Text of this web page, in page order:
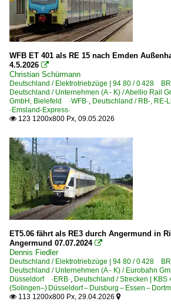
Dieselloks | bis 100 km/h | 98 80
3 294 BR 294
Dieseltriebzüge | 95 80
0 632 BR 632 ·Link 2-teilig·
0 640 BR 640 ·Coradia Lint
0 648 BR 648 ·Coradia Lint 41·
0 648 BR 648 ·Coradia Lint
E-Loks | Drehstrom | 91 80
6 101 BR 101
6 146 BR 146 ·Traxx AC1/2·
6 185 BR 185 ·Traxx AC1/2·
6 185 BR 185 ·Traxx AC1/2·
6 187 BR 187 ·Traxx AC3·
E-Loks | konventionell
6 112 BR 112.1 DR 212
WFB ET 401 als RE 15 nach Emden
4.5.2026 
Christian Schürmann
Deutschland / Elektrotriebzüge | 94 80 / 0 428
Deutschland / Unternehmen (A - K) / Abellio Rail
GmbH, Bielefeld ·WFB·, Deutschland / RB-,
·Emsland-Express·
 123 1200x800 Px, 09.05.2026
ET5.06 fährt als RE3 durch Angermund in
Angermund 07.07.2024 
Dennis Fiedler
Deutschland / Elektrotriebzüge | 94 80 / 0 428
Deutschland / Unternehmen (A - K) / Eurobahn
Düsseldorf ·ERB·, Deutschland / Strecken |
(Solingen–) Düsseldorf – Duisburg – Essen –
 113 1200x800 Px, 29.04.2026 